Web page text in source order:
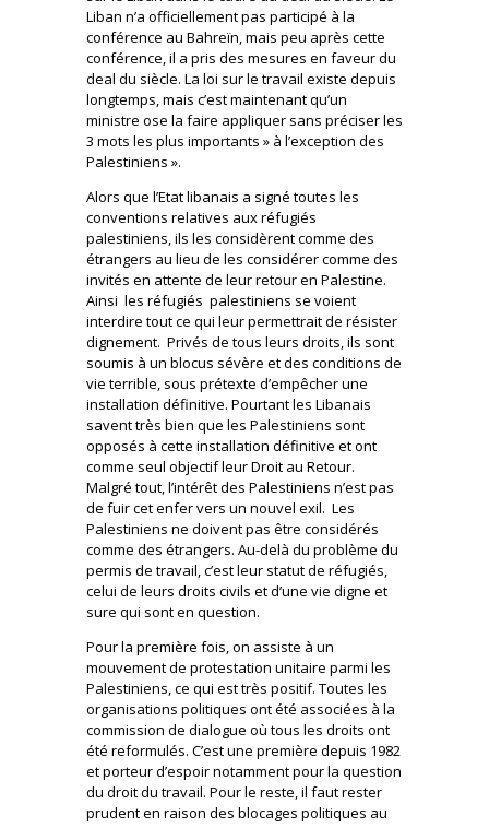
Liban n’a officiellement pas participé à la
conférence au Bahreïn, mais peu après cette
conférence, il a pris des mesures en faveur du
deal du siècle. La loi sur le travail existe depuis
longtemps, mais c’est maintenant qu’un
ministre ose la faire appliquer sans préciser les
3 mots les plus importants » à l’exception des
Palestiniens ».
Alors que l’Etat libanais a signé toutes les
conventions relatives aux réfugiés
palestiniens, ils les considèrent comme des
étrangers au lieu de les considérer comme des
invités en attente de leur retour en Palestine.
Ainsi les réfugiés palestiniens se voient
interdire tout ce qui leur permettrait de résister
dignement. Privés de tous leurs droits, ils sont
soumis à un blocus sévère et des conditions de
vie terrible, sous prétexte d’empêcher une
installation définitive. Pourtant les Libanais
savent très bien que les Palestiniens sont
opposés à cette installation définitive et ont
comme seul objectif leur Droit au Retour.
Malgré tout, l’intérêt des Palestiniens n’est pas
de fuir cet enfer vers un nouvel exil. Les
Palestiniens ne doivent pas être considérés
comme des étrangers. Au-delà du problème du
permis de travail, c’est leur statut de réfugiés,
celui de leurs droits civils et d’une vie digne et
sure qui sont en question.
Pour la première fois, on assiste à un
mouvement de protestation unitaire parmi les
Palestiniens, ce qui est très positif. Toutes les
organisations politiques ont été associées à la
commission de dialogue où tous les droits ont
été reformulés. C’est une première depuis 1982
et porteur d’espoir notamment pour la question
du droit du travail. Pour le reste, il faut rester
prudent en raison des blocages politiques au